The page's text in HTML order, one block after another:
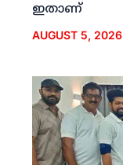
ഇതാണ്
AUGUST 5, 2026